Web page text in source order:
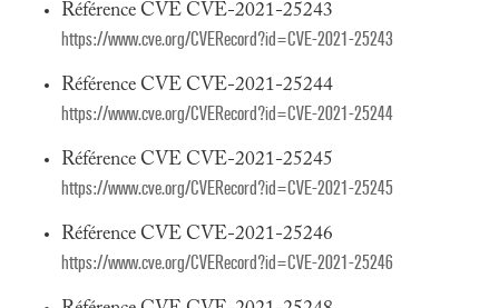
Référence CVE CVE-2021-25243
https://www.cve.org/CVERecord?id=CVE-2021-25243
Référence CVE CVE-2021-25244
https://www.cve.org/CVERecord?id=CVE-2021-25244
Référence CVE CVE-2021-25245
https://www.cve.org/CVERecord?id=CVE-2021-25245
Référence CVE CVE-2021-25246
https://www.cve.org/CVERecord?id=CVE-2021-25246